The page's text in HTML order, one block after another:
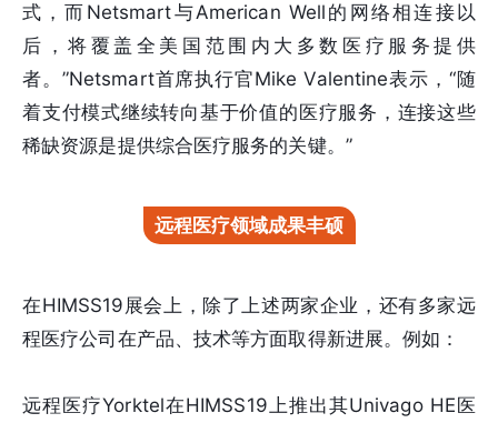
式，而Netsmart与American Well的网络相连接以
后，将覆盖全美国范围内大多数医疗服务提供
者。”Netsmart首席执行官Mike Valentine表示，“随
着支付模式继续转向基于价值的医疗服务，连接这些
稀缺资源是提供综合医疗服务的关键。”
远程医疗领域成果丰硕
在HIMSS19展会上，除了上述两家企业，还有多家远
程医疗公司在产品、技术等方面取得新进展。例如：
远程医疗Yorktel在HIMSS19上推出其Univago HE医